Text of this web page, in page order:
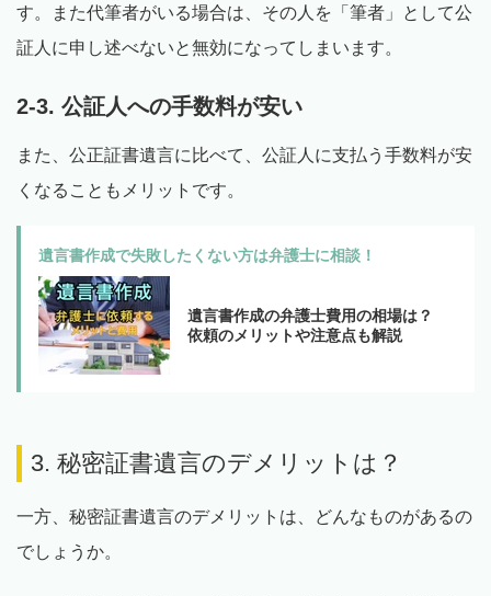
す。また代筆者がいる場合は、その人を「筆者」として公
証人に申し述べないと無効になってしまいます。
2-3. 公証人への手数料が安い
また、公正証書遺言に比べて、公証人に支払う手数料が安
くなることもメリットです。
遺言書作成で失敗したくない方は弁護士に相談！
遺言書作成の弁護士費用の相場は？
依頼のメリットや注意点も解説
3. 秘密証書遺言のデメリットは？
一方、秘密証書遺言のデメリットは、どんなものがあるの
でしょうか。